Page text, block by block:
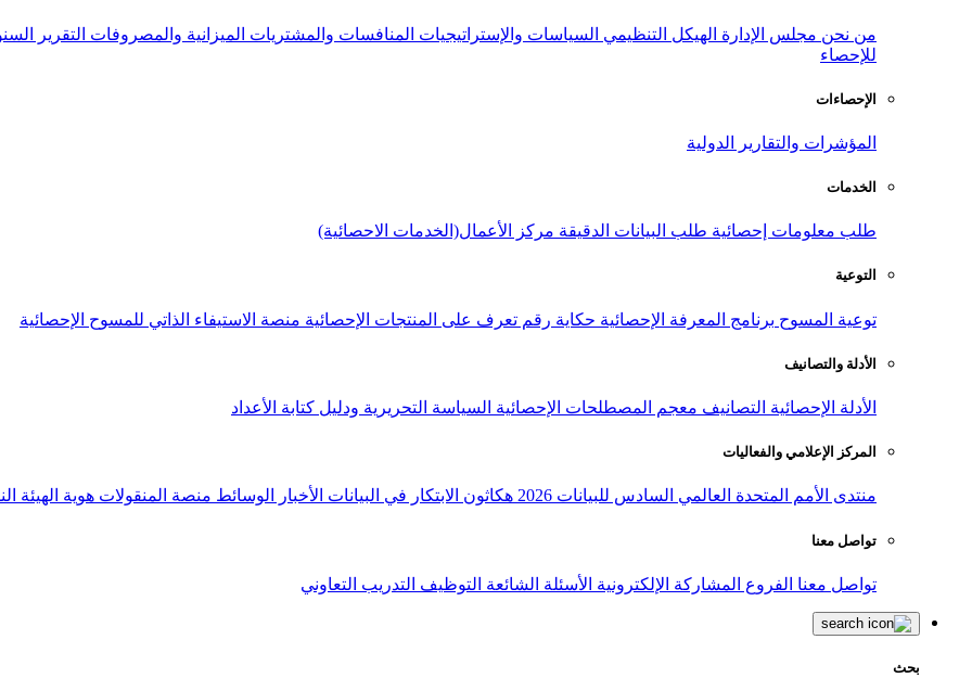
من نحن مجلس الإدارة الهيكل التنظيمي السياسات والإستراتيجيات المنافسات والمشتريات الميزانية والمصروفات التقرير
للإحصاء
الإحصاءات
المؤشرات والتقارير الدولية
الخدمات
طلب معلومات إحصائية طلب البيانات الدقيقة مركز الأعمال(الخدمات الاحصائية)
التوعية
توعية المسوح برنامج المعرفة الإحصائية حكاية رقم تعرف على المنتجات الإحصائية منصة الاستيفاء الذاتي للمسوح الإحصائية
الأدلة والتصانيف
الأدلة الإحصائية التصانيف معجم المصطلحات الإحصائية السياسة التحريرية ودليل كتابة الأعداد
المركز الإعلامي والفعاليات
منتدى الأمم المتحدة العالمي السادس للبيانات 2026 هكاثون الابتكار في البيانات الأخبار الوسائط منصة المنقولات هوية الهيئة
تواصل معنا
تواصل معنا الفروع المشاركة الإلكترونية الأسئلة الشائعة التوظيف التدريب التعاوني
بحث